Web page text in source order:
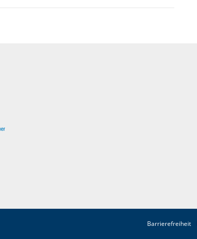
Barrierefreiheit